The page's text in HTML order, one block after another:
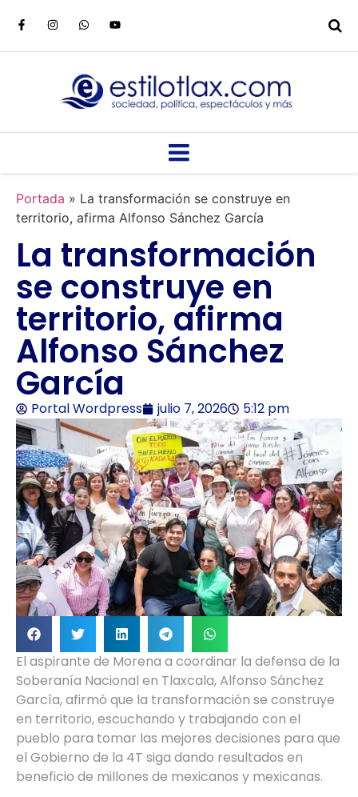
Portada » La transformación se construye en
territorio, afirma Alfonso Sánchez García
La transformación
se construye en
territorio, afirma
Alfonso Sánchez
García
Portal Wordpress julio 7, 2026 5:12 pm
El aspirante de Morena a coordinar la defensa de la
Soberanía Nacional en Tlaxcala, Alfonso Sánchez
García, afirmó que la transformación se construye
en territorio, escuchando y trabajando con el
pueblo para tomar las mejores decisiones para que
el Gobierno de la 4T siga dando resultados en
beneficio de millones de mexicanos y mexicanas.